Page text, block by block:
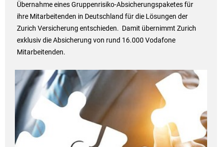
Übernahme eines Gruppenrisiko-Absicherungspaketes für
ihre Mitarbeitenden in Deutschland für die Lösungen der
Zurich Versicherung entschieden. Damit übernimmt Zurich
exklusiv die Absicherung von rund 16.000 Vodafone
Mitarbeitenden.